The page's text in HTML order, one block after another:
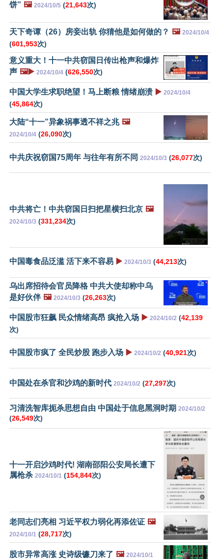
饼” 🖼️ 2024/10/5 (21,643次)
天下奇谭（26）房妾出轨 你猜他是如何做的？ 🖼️ 2024/10/4
(601,953次)
意义重大！十一中共窃国日传出枪声和爆炸
声 🖼️▶️ 2024/10/4 (626,550次)
中国大学生求职绝望！马上断粮 情绪崩溃 ▶️ 2024/10/4
(45,864次)
大陆“十一”异象祸事透不祥之兆 🖼️
2024/10/4 (26,090次)
中共庆祝窃国75周年 与往年有所不同 2024/10/3 (26,077次)
中共将亡！中共窃国日扫把星横扫北京 🖼️
2024/10/3 (331,234次)
中国毒食品泛滥 活下来不容易 ▶️ 2024/10/3 (44,213次)
乌出席招待会官员降格 中共大使却称中乌
是好伙伴 🖼️ 2024/10/3 (26,263次)
中国股市狂飙 民众情绪高昂 疯抢入场 ▶️ 2024/10/2 (42,139
次)
中国股市疯了 全民炒股 跑步入场 ▶️ 2024/10/2 (40,921次)
中国处在杀官和沙鸡的新时代 2024/10/2 (27,297次)
习清洗智库扼杀思想自由 中国处于信息黑洞时期 2024/10/2
(26,549次)
十一开启沙鸡时代! 湖南邵阳公安局长遭下
属枪杀 2024/10/1 (154,844次)
老同志们亮相 习近平权力弱化再添佐证 🖼️
2024/10/1 (28,717次)
股市异常高涨 史诗级镰刀来了 🖼️ 2024/10/1